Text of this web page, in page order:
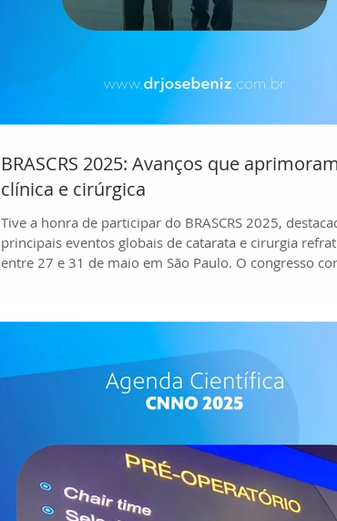
BRASCRS 2025: Avanços que
clínica e cirúrgica
Tive a honra de participar do BRASCRS 2025,
principais eventos globais de catarata e cirurgia
entre 27 e 31 de maio em São Paulo. O congresso
contribuições englobaram: • Coordenação de